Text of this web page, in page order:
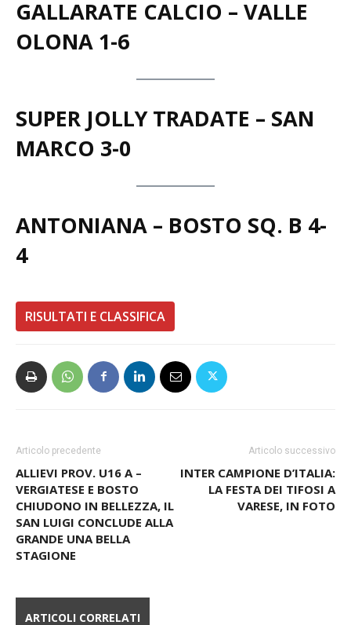
GALLARATE CALCIO – VALLE
OLONA 1-6
SUPER JOLLY TRADATE – SAN
MARCO 3-0
ANTONIANA – BOSTO SQ. B 4-
4
RISULTATI E CLASSIFICA
ALLIEVI PROV. U16 A –
VERGIATESE E BOSTO
CHIUDONO IN BELLEZZA, IL
SAN LUIGI CONCLUDE ALLA
GRANDE UNA BELLA
INTER CAMPIONE D’ITALIA:
LA FESTA DEI TIFOSI A